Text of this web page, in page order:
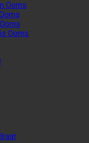
Ooms
Ooms